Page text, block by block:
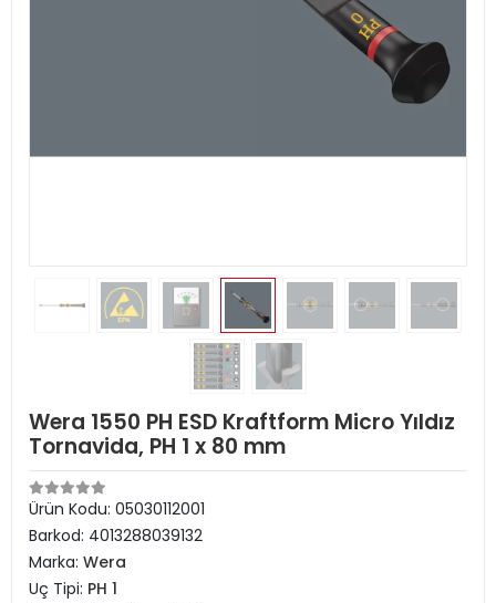
Wera 1550 PH ESD Kraftform Micro Yıldız
Tornavida, PH 1 x 80 mm
Ürün Kodu: 05030112001
Barkod: 4013288039132
Marka: Wera
Uç Tipi: PH 1